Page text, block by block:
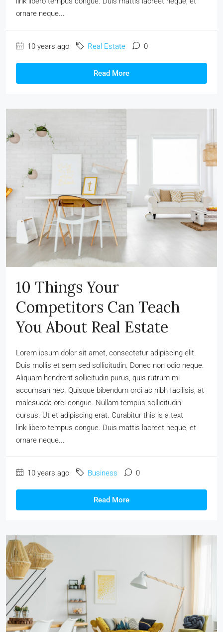
ornare neque...
10 years ago Real Estate 0
Read More
10 Things Your
Competitors Can Teach
You About Real Estate
Lorem ipsum dolor sit amet, consectetur adipiscing elit.
Duis mollis et sem sed sollicitudin. Donec non odio neque.
Aliquam hendrerit sollicitudin purus, quis rutrum mi
accumsan nec. Quisque bibendum orci ac nibh facilisis, at
malesuada orci congue. Nullam tempus sollicitudin
cursus. Ut et adipiscing erat. Curabitur this is a text
link libero tempus congue. Duis mattis laoreet neque, et
ornare neque...
10 years ago Business 0
Read More